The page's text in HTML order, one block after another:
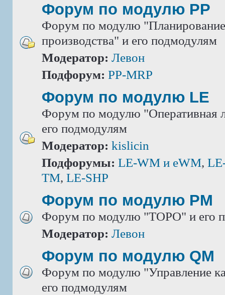
Форум по модулю РР
Форум по модулю "Планирование
производства" и его подмодулям
Модератор: Левон
Подфорум: PP-MRP
Форум по модулю LE
Форум по модулю "Оперативная
его подмодулям
Модератор: kislicin
Подфорумы: LE-WM и eWM,
TM, LE-SHP
Форум по модулю РМ
Форум по модулю "ТОРО" и его
Модератор: Левон
Форум по модулю QM
Форум по модулю "Управление
его подмодулям